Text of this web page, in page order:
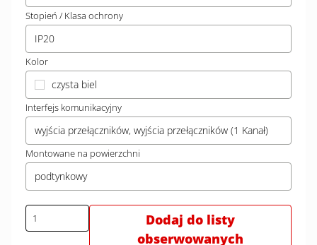
Stopień / Klasa ochrony
IP20
Kolor
czysta biel
Interfejs komunikacyjny
wyjścia przełączników, wyjścia przełączników (1 Kanał)
Montowane na powierzchni
podtynkowy
Dodaj do listy
obserwowanych